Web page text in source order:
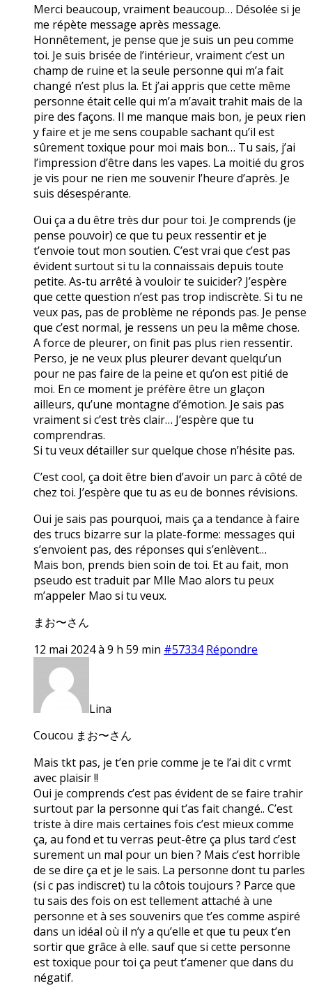
Merci beaucoup, vraiment beaucoup… Désolée si je
me répète message après message.
Honnêtement, je pense que je suis un peu comme
toi. Je suis brisée de l’intérieur, vraiment c’est un
champ de ruine et la seule personne qui m’a fait
changé n’est plus la. Et j’ai appris que cette même
personne était celle qui m’a m’avait trahit mais de la
pire des façons. Il me manque mais bon, je peux rien
y faire et je me sens coupable sachant qu’il est
sûrement toxique pour moi mais bon… Tu sais, j’ai
l’impression d’être dans les vapes. La moitié du gros
je vis pour ne rien me souvenir l’heure d’après. Je
suis désespérante.
Oui ça a du être très dur pour toi. Je comprends (je
pense pouvoir) ce que tu peux ressentir et je
t’envoie tout mon soutien. C’est vrai que c’est pas
évident surtout si tu la connaissais depuis toute
petite. As-tu arrêté à vouloir te suicider? J’espère
que cette question n’est pas trop indiscrète. Si tu ne
veux pas, pas de problème ne réponds pas. Je pense
que c’est normal, je ressens un peu la même chose.
A force de pleurer, on finit pas plus rien ressentir.
Perso, je ne veux plus pleurer devant quelqu’un
pour ne pas faire de la peine et qu’on est pitié de
moi. En ce moment je préfère être un glaçon
ailleurs, qu’une montagne d’émotion. Je sais pas
vraiment si c’est très clair… J’espère que tu
comprendras.
Si tu veux détailler sur quelque chose n’hésite pas.
C’est cool, ça doit être bien d’avoir un parc à côté de
chez toi. J’espère que tu as eu de bonnes révisions.
Oui je sais pas pourquoi, mais ça a tendance à faire
des trucs bizarre sur la plate-forme: messages qui
s’envoient pas, des réponses qui s’enlèvent…
Mais bon, prends bien soin de toi. Et au fait, mon
pseudo est traduit par Mlle Mao alors tu peux
m’appeler Mao si tu veux.
まお〜さん
12 mai 2024 à 9 h 59 min #57334 Répondre
Lina
Coucou まお〜さん
Mais tkt pas, je t’en prie comme je te l’ai dit c vrmt
avec plaisir !!
Oui je comprends c’est pas évident de se faire trahir
surtout par la personne qui t’as fait changé.. C’est
triste à dire mais certaines fois c’est mieux comme
ça, au fond et tu verras peut-être ça plus tard c’est
surement un mal pour un bien ? Mais c’est horrible
de se dire ça et je le sais. La personne dont tu parles
(si c pas indiscret) tu la côtois toujours ? Parce que
tu sais des fois on est tellement attaché à une
personne et à ses souvenirs que t’es comme aspiré
dans un idéal où il n’y a qu’elle et que tu peux t’en
sortir que grâce à elle. sauf que si cette personne
est toxique pour toi ça peut t’amener que dans du
négatif.